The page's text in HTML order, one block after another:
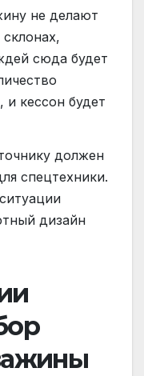
не делают
сюда будет
кессон будет
должен
спецтехники.
дизайн